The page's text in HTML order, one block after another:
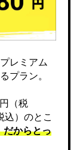
レミアム
プラン。
（税
込）のとこ
だからとっ